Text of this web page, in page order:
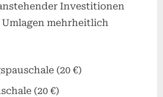
Investitionen
mehrheitlich
(20 €)
(20 €)